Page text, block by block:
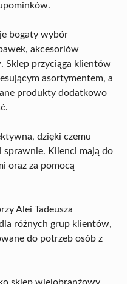
bogaty wybór
akcesoriów
Sklep przyciąga klientów
asortymentem, a
produkty dodatkowo
dzięki czemu
sprawnie. Klienci mają do
oraz za pomocą
Alei Tadeusza
różnych grup klientów,
do potrzeb osób z